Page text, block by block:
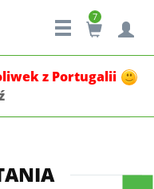
7
z Portugalii